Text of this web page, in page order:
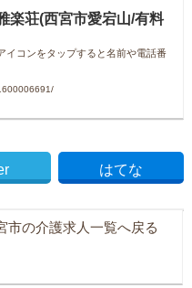
楽荘(西宮市愛宕山/有料
イコンをタップすると名前や電話番
はてな
市の介護求人一覧へ戻る